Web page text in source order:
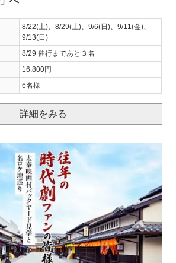
8/22(土)、8/29(土)、9/6(日)、9/11(金)、
9/13(日)
8/29 催行まであと３名
16,800円
6名様
詳細をみる